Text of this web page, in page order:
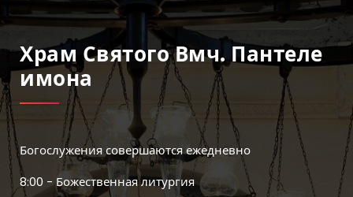
Храм Святого Вмч. Пантеле
Имона
Богослужения совершаются ежедневно
8:00 - Божественная литургия